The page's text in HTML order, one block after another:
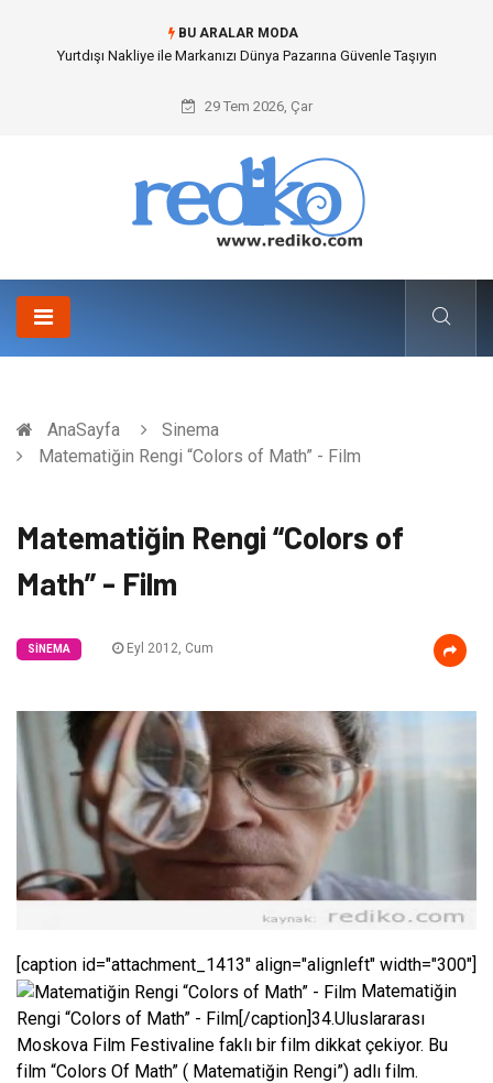
BU ARALAR MODA
İnternetsiz Bir Gün Nedir ve Neden Önemlidir?
29 Tem 2026, Çar
AnaSayfa
Sinema
Matematiğin Rengi “Colors of Math” - Film
Matematiğin Rengi “Colors of
Math” - Film
SINEMA Eyl 2012, Cum
[caption id="attachment_1413" align="alignleft" width="300"]
Matematiğin
Rengi “Colors of Math” - Film[/caption]34.Uluslararası
Moskova Film Festivaline faklı bir film dikkat çekiyor. Bu
film “Colors Of Math” ( Matematiğin Rengi”) adlı film.